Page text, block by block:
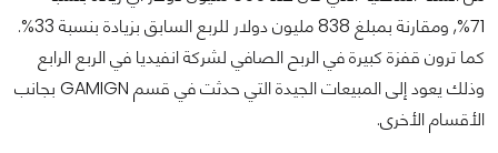
71%, ومقارنة بمبلغ 838 مليون دولار للربع السابق بزيادة بنسبة 33%.
كما ترون قفزة كبيرة في الربح الصافي لشركة انفيديا في الربع الرابع
وذلك يعود إلى المبيعات الجيدة التي حدثت في قسم GAMIGN بجانب
الأقسام الأخرى.